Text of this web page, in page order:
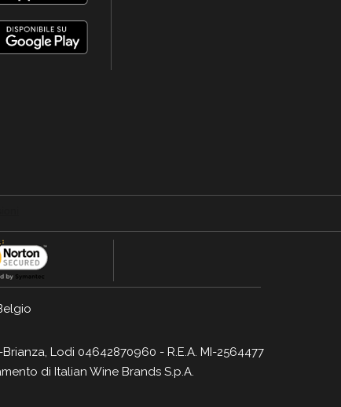
Lodi 04642870960 - R.E.A. MI-2564477
di Italian Wine Brands S.p.A.